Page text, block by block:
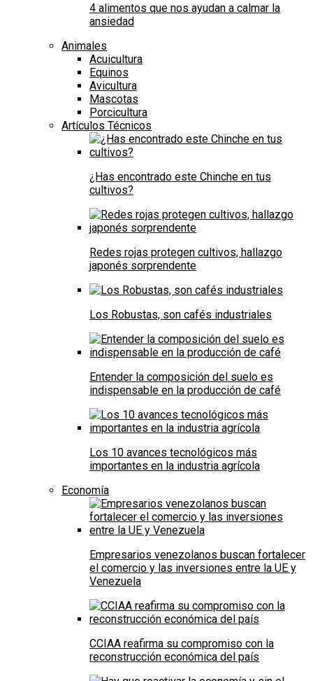
4 alimentos que nos ayudan a calmar la
ansiedad
Animales
Acuicultura
Equinos
Avicultura
Mascotas
Porcicultura
Artículos Técnicos
¿Has encontrado este Chinche en tus
cultivos?
Redes rojas protegen cultivos, hallazgo
japonés sorprendente
Los Robustas, son cafés industriales
Entender la composición del suelo es
indispensable en la producción de café
Los 10 avances tecnológicos más
importantes en la industria agrícola
Economía
Empresarios venezolanos buscan fortalecer
el comercio y las inversiones entre la UE y
Venezuela
CCIAA reafirma su compromiso con la
reconstrucción económica del país